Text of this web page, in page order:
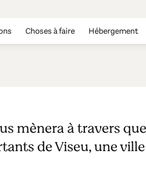
Choses à faire Hébergement
mènera à travers
de Viseu, une